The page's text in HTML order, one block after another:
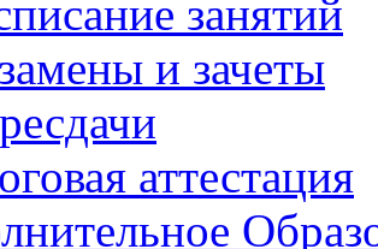
занятий
и зачеты
аттестация